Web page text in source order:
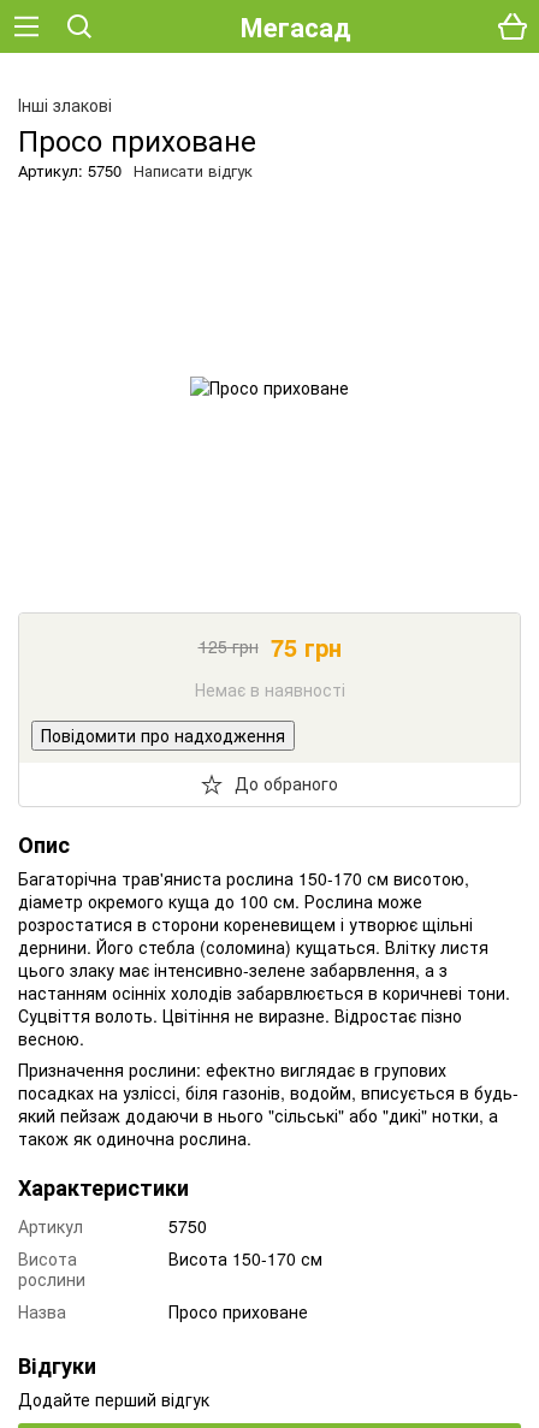
Мегасад
Інші злакові
Просо приховане
Артикул: 5750 Написати відгук
125грн 75грн
Немає в наявності
Повідомити про надходження
До обраного
Опис
Багаторічна трав'яниста рослина 150-170 см висотою,
діаметр окремого куща до 100 см. Рослина може
розростатися в сторони кореневищем і утворює щільні
дернини. Його стебла (соломина) кущаться. Влітку листя
цього злаку має інтенсивно-зелене забарвлення, а з
настанням осінніх холодів забарвлюється в коричневі тони.
Суцвіття волоть. Цвітіння не виразне. Відростає пізно
весною.
Призначення рослини: ефектно виглядає в групових
посадках на узліссі, біля газонів, водойм, вписується в будь-
який пейзаж додаючи в нього "сільські" або "дикі" нотки, а
також як одиночна рослина.
Характеристики
Артикул
5750
Висота
рослини
Висота 150-170 см
Назва Просо приховане
Відгуки
Додайте перший відгук